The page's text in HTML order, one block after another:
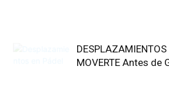
MOVERTE Antes de